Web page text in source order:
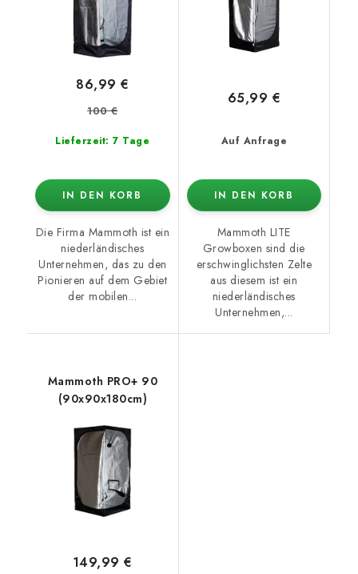
Lieferzeit: 7 Tage
86,99 €
100 €
IN DEN KORB
Die Firma Mammoth ist ein
niederländisches
Unternehmen, das zu den
Pionieren auf dem Gebiet
der mobilen...
Auf Anfrage
65,99 €
IN DEN KORB
Mammoth LITE
Growboxen sind die
erschwinglichsten Zelte
aus diesem ist ein
niederländisches
Unternehmen,...
Mammoth PRO+ 90
(90x90x180cm)
149,99 €